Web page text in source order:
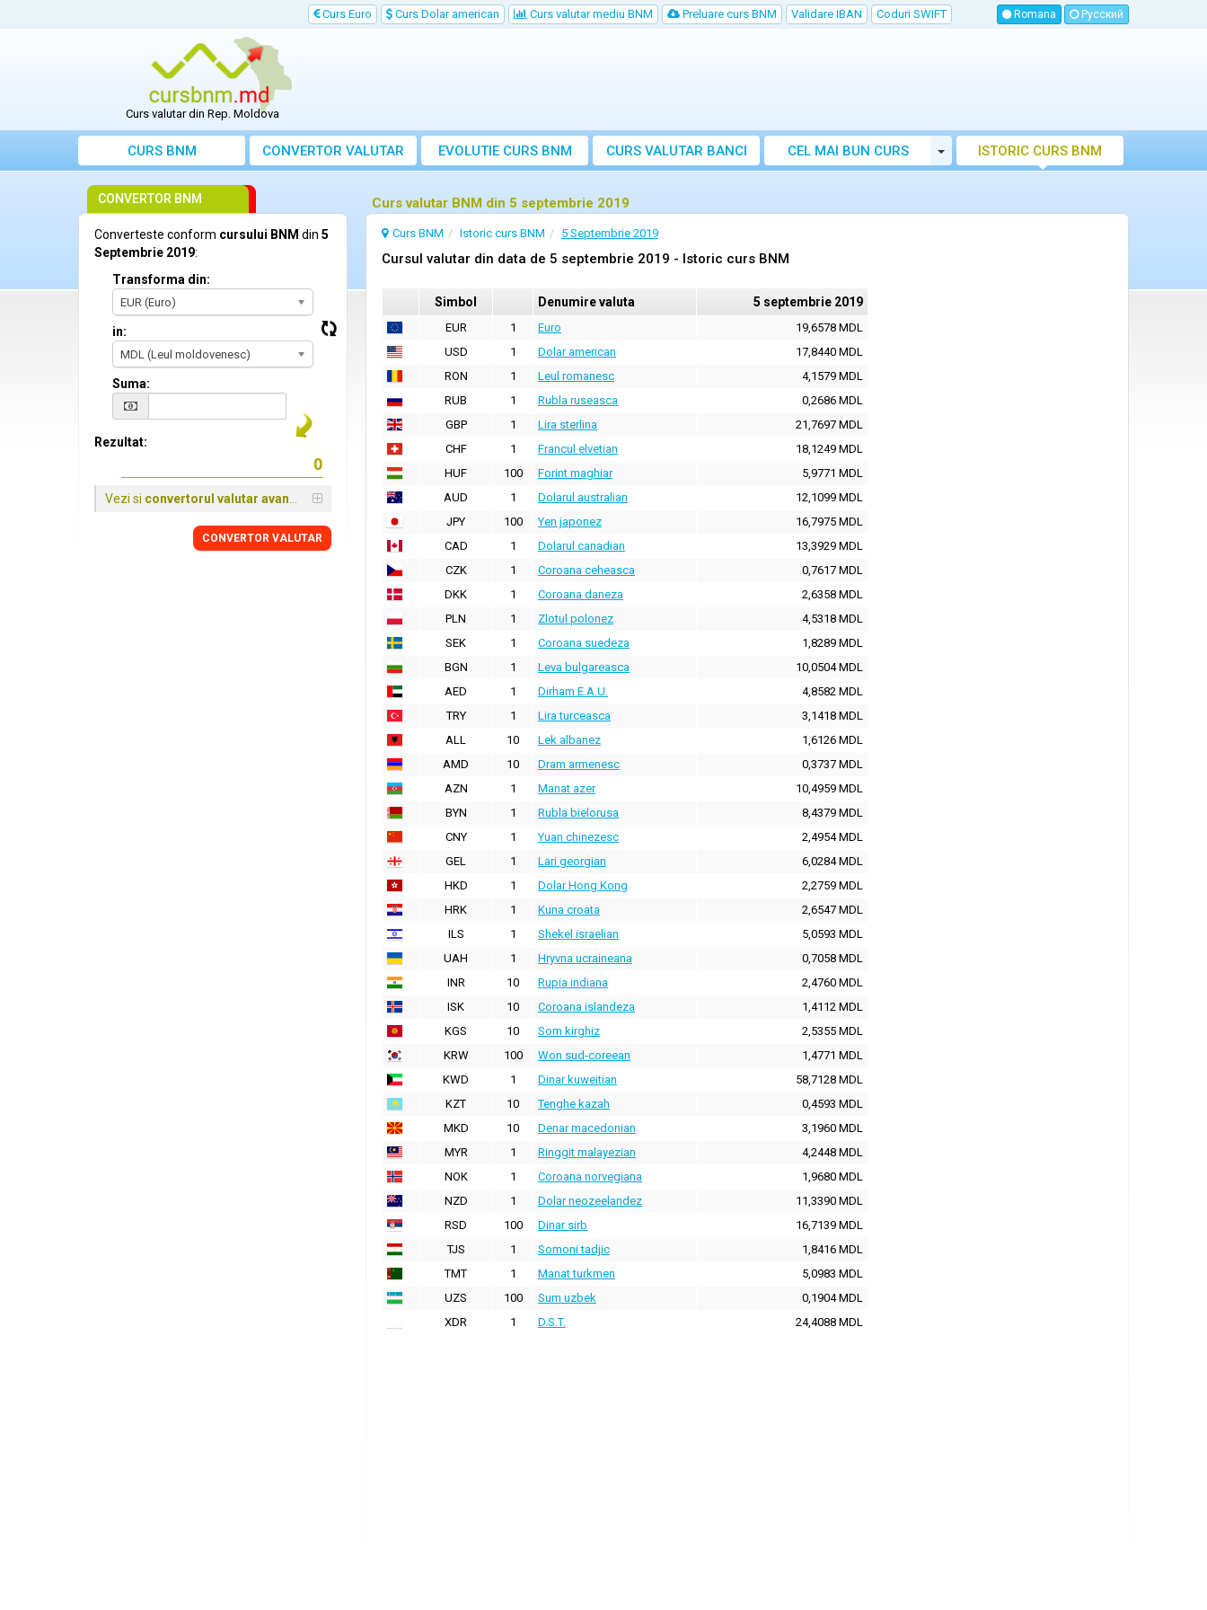
Curs Euro Curs Dolar american Curs valutar mediu BNM Preluare curs BNM Validare IBAN Coduri SWIFT Romana Русский
Curs valutar din Rep. Moldova
CURS BNM CONVERTOR VALUTAR EVOLUTIE CURS BNM CURS VALUTAR BANCI
CEL MAI BUN CURS
VALUTAR MOLDOVA
Toggle Dropdown
ISTORIC CURS BNM
Curs valutar BNM din 5 septembrie 2019
Curs BNM Istoric curs BNM 5 Septembrie 2019
Cursul valutar din data de 5 septembrie 2019 - Istoric curs BNM
Simbol Denumire valuta 5 septembrie 2019
EUR 1 Euro
19,6578 MDL
USD
1 Dolar american
17,8440 MDL
RON
1 Leul romanesc
4,1579 MDL
RUB
1 Rubla ruseasca
0,2686 MDL
GBP
1 Lira sterlina
21,7697 MDL
CHF
1 Francul elvetian
18,1249 MDL
HUF
100 Forint maghiar
5,9771 MDL
AUD
1 Dolarul australian
12,1099 MDL
JPY
100 Yen japonez
16,7975 MDL
CAD
1 Dolarul canadian
13,3929 MDL
CZK
1 Coroana ceheasca
0,7617 MDL
DKK
1 Coroana daneza
2,6358 MDL
PLN
1 Zlotul polonez
4,5318 MDL
SEK
1 Coroana suedeza
1,8289 MDL
BGN
1 Leva bulgareasca
10,0504 MDL
AED
1 Dirham E.A.U.
4,8582 MDL
TRY
1 Lira turceasca
3,1418 MDL
ALL
10 Lek albanez
1,6126 MDL
AMD
10 Dram armenesc
0,3737 MDL
AZN
1 Manat azer
10,4959 MDL
BYN
1 Rubla bielorusa
8,4379 MDL
CNY
1 Yuan chinezesc
2,4954 MDL
GEL
1 Lari georgian
6,0284 MDL
HKD
1 Dolar Hong Kong
2,2759 MDL
HRK
1 Kuna croata
2,6547 MDL
ILS
1 Shekel israelian
5,0593 MDL
UAH
1 Hryvna ucraineana
0,7058 MDL
INR
10 Rupia indiana
2,4760 MDL
ISK
10 Coroana islandeza
1,4112 MDL
KGS
10 Som kirghiz
2,5355 MDL
KRW
100 Won sud-coreean
1,4771 MDL
KWD
1 Dinar kuweitian
58,7128 MDL
KZT
10 Tenghe kazah
0,4593 MDL
MKD
10 Denar macedonian
3,1960 MDL
MYR
1 Ringgit malayezian
4,2448 MDL
NOK
1 Coroana norvegiana
1,9680 MDL
NZD
1 Dolar neozeelandez
11,3390 MDL
RSD
100 Dinar sirb
16,7139 MDL
TJS
1 Somoni tadjic
1,8416 MDL
TMT
1 Manat turkmen
5,0983 MDL
UZS
100 Sum uzbek
0,1904 MDL
XDR
1 D.S.T. 24,4088 MDL
CONVERTOR BNM
Converteste conform cursului BNM din 5
Septembrie 2019:
Transforma din:
EUR (Euro)
in:
MDL (Leul moldovenesc)
Suma:
Rezultat:
Vezi si convertorul valutar avansat
CONVERTOR VALUTAR